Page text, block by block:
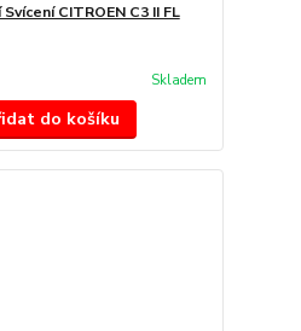
CITROEN C3 II FL
Skladem
do košíku